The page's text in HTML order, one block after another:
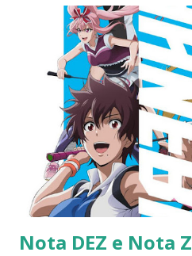
obra em questão são o estúdio
obras (CoMix Wave Films) e
de CGI da maioria dos filmes
lo no pôster e fazer chamada
responsabilidade sobre o
revoltante. A Netflix está sendo
aquele Death Note nojento.
de uma boa profundidade
camin...
Nota DEZ e Nota